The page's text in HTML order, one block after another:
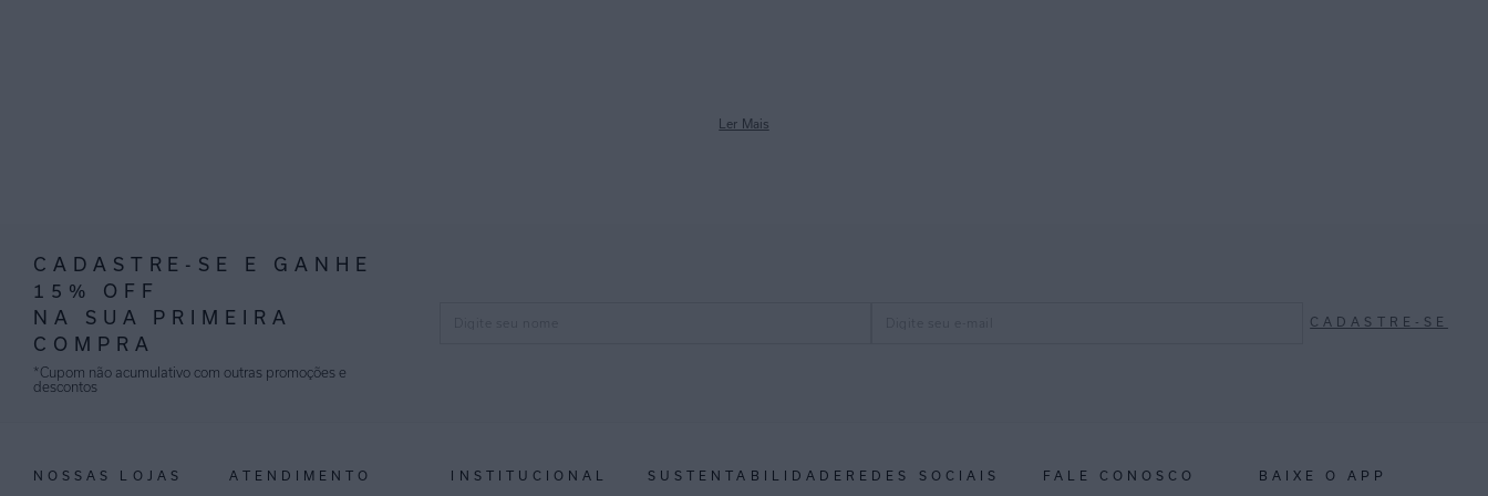
Ler Mais
CADASTRE-SE E GANHE
15% OFF
NA SUA PRIMEIRA
COMPRA
*Cupom não acumulativo com outras promoções e
descontos
CADASTRE-SE
NOSSAS LOJAS ATENDIMENTO INSTITUCIONAL SUSTENTABILIDADE REDES SOCIAIS FALE CONOSCO BAIXE O APP